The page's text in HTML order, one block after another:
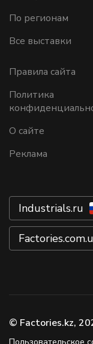
По регионам
Все выставки
Правила сайта
Политика
О сайте
Реклама
Industrials.ru
© Factories.kz,